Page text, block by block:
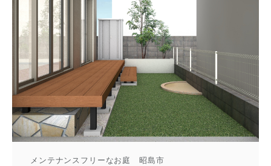
メンテナンスフリーなお庭 昭島市